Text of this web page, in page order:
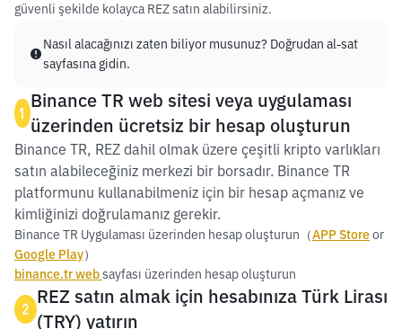
güvenli şekilde kolayca REZ satın alabilirsiniz.
Nasıl alacağınızı zaten biliyor musunuz? Doğrudan al-sat
sayfasına gidin.
1
Binance TR web sitesi veya uygulaması
üzerinden ücretsiz bir hesap oluşturun
Binance TR, REZ dahil olmak üzere çeşitli kripto varlıkları
satın alabileceğiniz merkezi bir borsadır. Binance TR
platformunu kullanabilmeniz için bir hesap açmanız ve
kimliğinizi doğrulamanız gerekir.
Binance TR Uygulaması üzerinden hesap oluşturun（APP Storeor
Google Play）
binance.tr websayfası üzerinden hesap oluşturun
2
REZ satın almak için hesabınıza Türk Lirası
(TRY) yatırın